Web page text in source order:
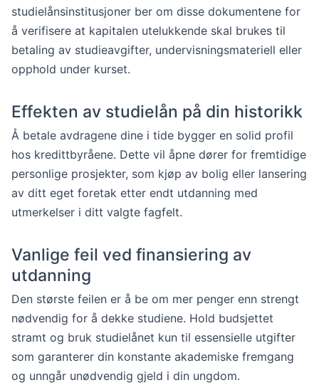
studielånsinstitusjoner ber om disse dokumentene for
å verifisere at kapitalen utelukkende skal brukes til
betaling av studieavgifter, undervisningsmateriell eller
opphold under kurset.
Effekten av studielån på din historikk
Å betale avdragene dine i tide bygger en solid profil
hos kredittbyråene. Dette vil åpne dører for fremtidige
personlige prosjekter, som kjøp av bolig eller lansering
av ditt eget foretak etter endt utdanning med
utmerkelser i ditt valgte fagfelt.
Vanlige feil ved finansiering av
utdanning
Den største feilen er å be om mer penger enn strengt
nødvendig for å dekke studiene. Hold budsjettet
stramt og bruk studielånet kun til essensielle utgifter
som garanterer din konstante akademiske fremgang
og unngår unødvendig gjeld i din ungdom.